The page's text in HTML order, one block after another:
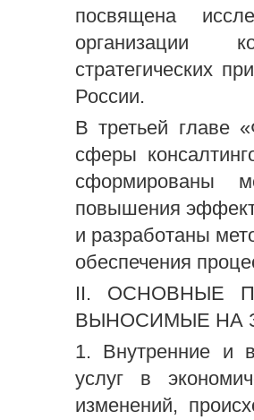
посвящена
организации
стратегических
России.
В третьей главе
сферы
сформированы
повышения
и разработаны
обеспечения
II. ОСНОВНЫЕ
ВЫНОСИМЫЕ НА
1. Внутренние и
услуг в
изменений,